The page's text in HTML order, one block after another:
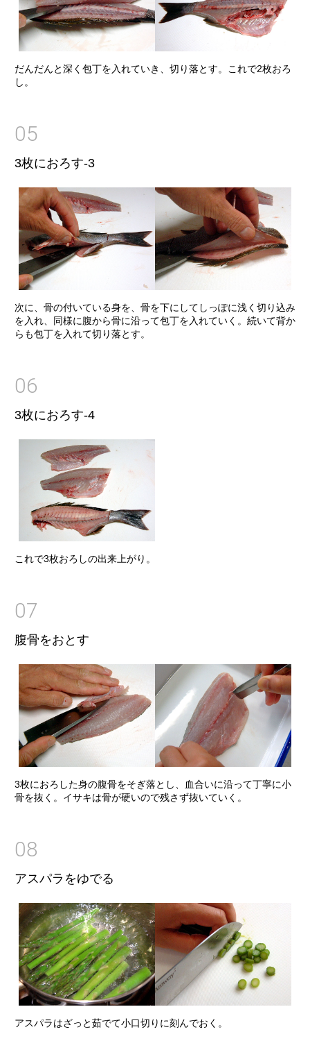
だんだんと深く包丁を入れていき、切り落とす。これで2枚おろ
し。
05
3枚におろす-3
次に、骨の付いている身を、骨を下にしてしっぽに浅く切り込み
を入れ、同様に腹から骨に沿って包丁を入れていく。続いて背か
らも包丁を入れて切り落とす。
06
3枚におろす-4
これで3枚おろしの出来上がり。
07
腹骨をおとす
3枚におろした身の腹骨をそぎ落とし、血合いに沿って丁寧に小
骨を抜く。イサキは骨が硬いので残さず抜いていく。
08
アスパラをゆでる
アスパラはざっと茹でて小口切りに刻んでおく。